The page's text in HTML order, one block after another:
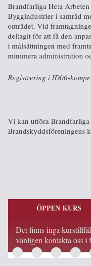
Brandfarliga Heta
Byggindustrier i samråd
området. Vid
deltagit för att få den
i målsättningen med
minimera administration
Registrering i ID06-
Vi kan utföra
Brandskyddsföreningens
ÖPPEN KURS
Det finns inga
vänligen kontakta oss i